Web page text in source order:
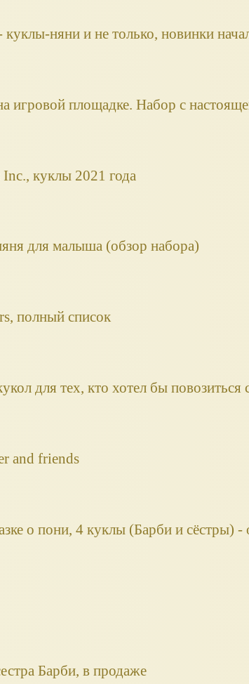
няни и не только, новинки
игровой площадке. Набор с
куклы 2021 года
для малыша (обзор набора)
полный список
для тех, кто хотел бы
and friends
о пони, 4 куклы (Барби и сёстры) -
Барби, в продаже